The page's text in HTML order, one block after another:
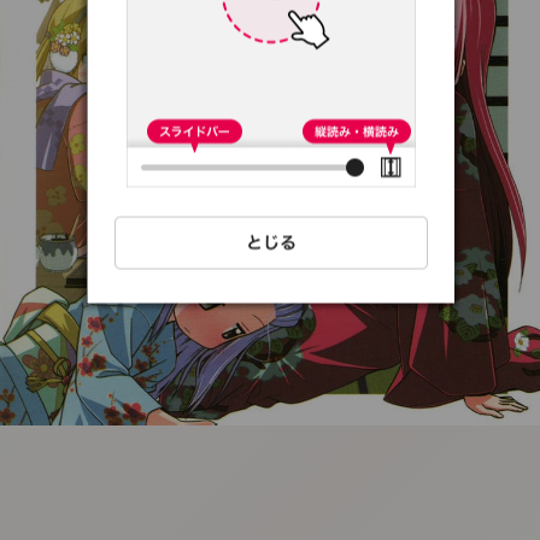
:692.15.692.30:t-
vnqp.lunrzsdszk.vn.oi